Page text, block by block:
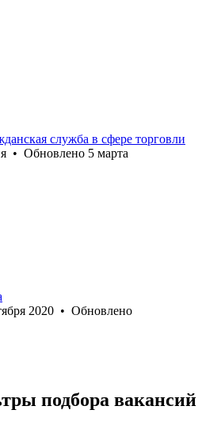
служба в сфере торговли
• Обновлено 5 марта
2020 • Обновлено
подбора вакансий